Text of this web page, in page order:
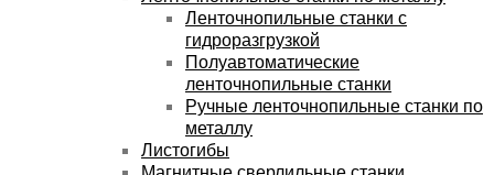
Ленточнопильные станки с
гидроразгрузкой
Полуавтоматические
ленточнопильные станки
Ручные ленточнопильные станки по
металлу
Листогибы